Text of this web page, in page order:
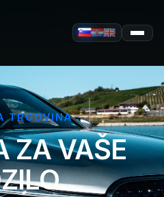
TRGOVINA
ZA VAŠE